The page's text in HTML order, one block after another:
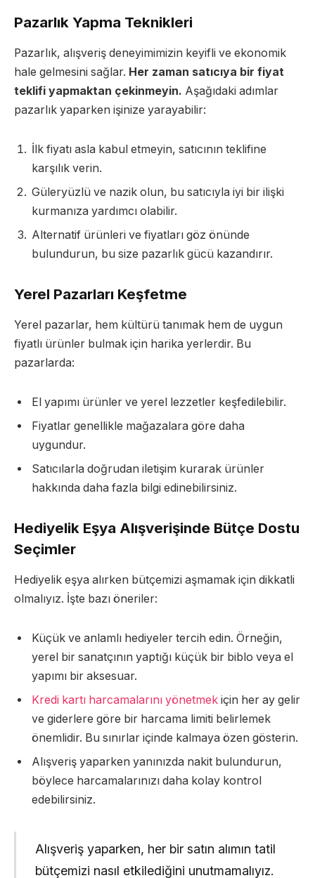
Pazarlık Yapma Teknikleri
Pazarlık, alışveriş deneyimimizin keyifli ve ekonomik
hale gelmesini sağlar. Her zaman satıcıya bir fiyat
teklifi yapmaktan çekinmeyin. Aşağıdaki adımlar
pazarlık yaparken işinize yarayabilir:
İlk fiyatı asla kabul etmeyin, satıcının teklifine
karşılık verin.
Güleryüzlü ve nazik olun, bu satıcıyla iyi bir ilişki
kurmanıza yardımcı olabilir.
Alternatif ürünleri ve fiyatları göz önünde
bulundurun, bu size pazarlık gücü kazandırır.
Yerel Pazarları Keşfetme
Yerel pazarlar, hem kültürü tanımak hem de uygun
fiyatlı ürünler bulmak için harika yerlerdir. Bu
pazarlarda:
El yapımı ürünler ve yerel lezzetler keşfedilebilir.
Fiyatlar genellikle mağazalara göre daha
uygundur.
Satıcılarla doğrudan iletişim kurarak ürünler
hakkında daha fazla bilgi edinebilirsiniz.
Hediyelik Eşya Alışverişinde Bütçe Dostu
Seçimler
Hediyelik eşya alırken bütçemizi aşmamak için dikkatli
olmalıyız. İşte bazı öneriler:
Küçük ve anlamlı hediyeler tercih edin. Örneğin,
yerel bir sanatçının yaptığı küçük bir biblo veya el
yapımı bir aksesuar.
Kredi kartı harcamalarını yönetmek için her ay gelir
ve giderlere göre bir harcama limiti belirlemek
önemlidir. Bu sınırlar içinde kalmaya özen gösterin.
Alışveriş yaparken yanınızda nakit bulundurun,
böylece harcamalarınızı daha kolay kontrol
edebilirsiniz.
Alışveriş yaparken, her bir satın alımın tatil
bütçemizi nasıl etkilediğini unutmamalıyız.